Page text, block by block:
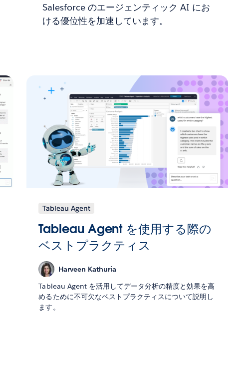
Salesforce のエージェンティック AI にお
ける優位性を加速しています。
Tableau Agent
Tableau Agent を使用する際の
ベストプラクティス
Harveen Kathuria
Tableau Agent を活用してデータ分析の精度と効果を高
めるために不可欠なベストプラクティスについて説明し
ます。